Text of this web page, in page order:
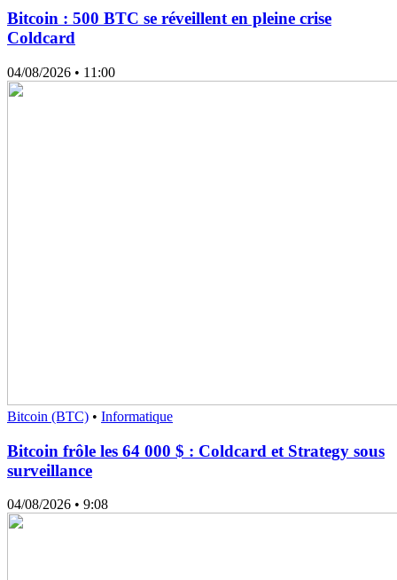
Bitcoin : 500 BTC se réveillent en pleine crise
Coldcard
04/08/2026 • 11:00
Bitcoin (BTC) • Informatique
Bitcoin frôle les 64 000 $ : Coldcard et Strategy sous
surveillance
04/08/2026 • 9:08